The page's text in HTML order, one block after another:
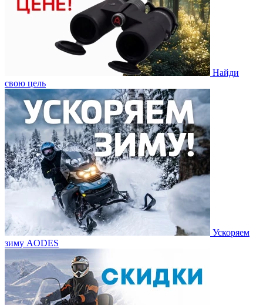
Найди
свою цель
Ускоряем
зиму AODES